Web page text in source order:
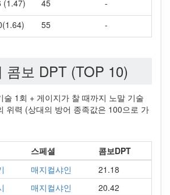
(1.47) 45
-
55 -
콤보 DPT (TOP 10)
술 1회 + 게이지가 찰 때까지 노말 기술
위력 (상대의 방어 종족값은 100으로 가
스페셜
콤보DPT
매지컬샤인
21.18
매지컬샤인
20.42